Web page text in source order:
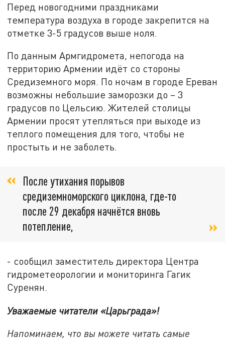
Перед новогодними праздниками
температура воздуха в городе закрепится на
отметке 3-5 градусов выше ноля.
По данным Армгидромета, непогода на
территорию Армении идёт со стороны
Средиземного моря. По ночам в городе Ереван
возможны небольшие заморозки до – 3
градусов по Цельсию. Жителей столицы
Армении просят утепляться при выходе из
теплого помещения для того, чтобы не
простыть и не заболеть.
После утихания порывов
средиземноморского циклона, где-то
после 29 декабря начнётся вновь
потепление,
- сообщил заместитель директора Центра
гидрометеорологии и мониторинга Гагик
Суренян.
Уважаемые читатели «Царьграда»!
Напоминаем, что вы можете читать самые